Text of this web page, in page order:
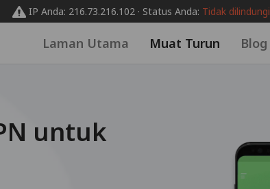
IP Anda: 216.73.216.102 · Status Anda: Tidak dilindungi
Laman Utama Muat Turun Blog
untuk